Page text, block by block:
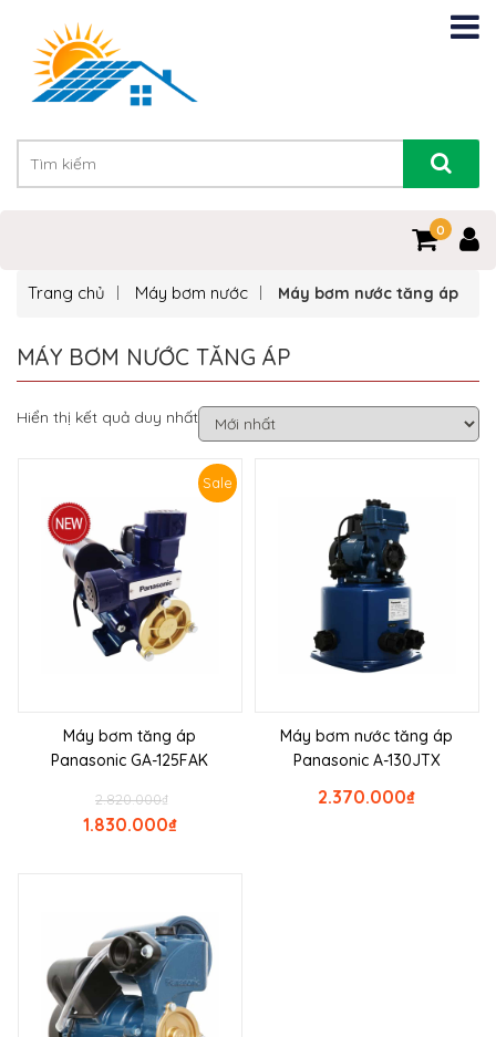
0
Trang chủ Máy bơm nước Máy bơm nước tăng áp
MÁY BƠM NƯỚC TĂNG ÁP
Hiển thị kết quả duy nhất
Sale
Máy bơm tăng áp
Panasonic GA-125FAK
₫
2.820.000
₫
1.830.000
Máy bơm nước tăng áp
Panasonic A-130JTX
₫
2.370.000